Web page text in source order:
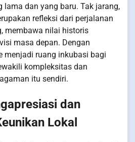
lama dan yang baru. Tak jarang,
refleksi dari perjalanan
membawa nilai historis
masa depan. Dengan
menjadi ruang inkubasi bagi
kompleksitas dan
itu sendiri.
dan
Lokal